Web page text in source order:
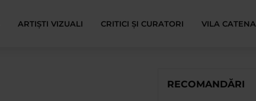
ARTIȘTI VIZUALI CRITICI ȘI CURATORI VILA CATENA
RECOMANDĂRI